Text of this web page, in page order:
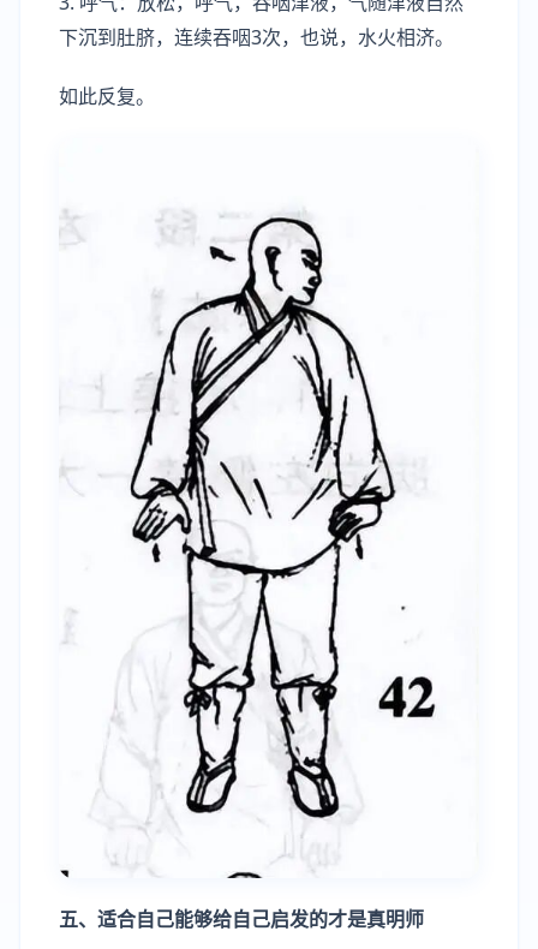
下沉到肚脐，连续吞咽3次，也说，水火相济。
如此反复。
五、适合自己能够给自己启发的才是真明师